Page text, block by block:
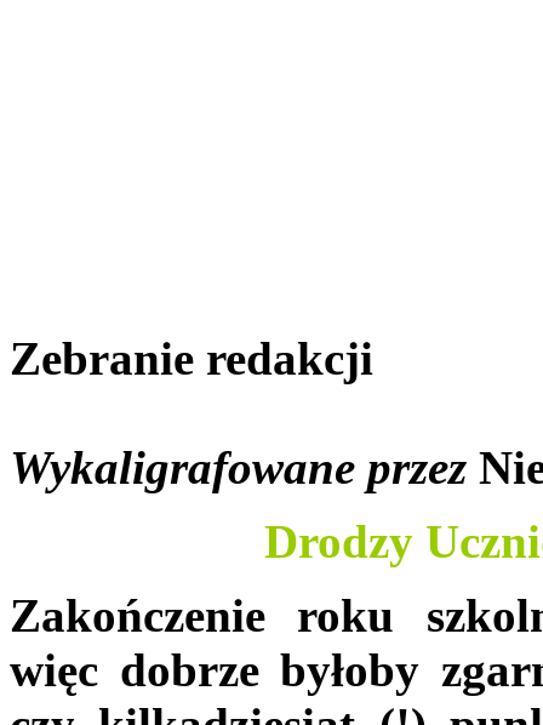
Zebranie redakcji
Wykaligrafowane przez
Drodzy
Zakończenie roku
więc dobrze byłoby